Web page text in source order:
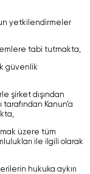
yetkilendirmeler
tabi tutmakta,
güvenlik
şirket dışından
tarafından Kanun’a
üzere tüm
ile ilgili olarak
hukuka aykırı